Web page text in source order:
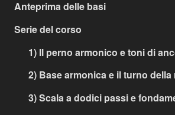
Anteprima delle basi
Serie del corso
1) Il perno armonico e toni di
2) Base armonica e il turno della
3) Scala a dodici passi e